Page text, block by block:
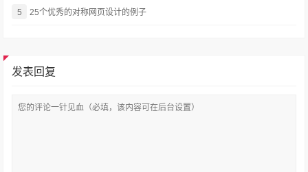
5 25个优秀的对称网页设计的例子
发表回复